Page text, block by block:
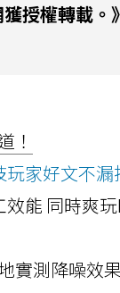
授權轉載。》
！
家好文不漏
能 同時爽
實測降噪效